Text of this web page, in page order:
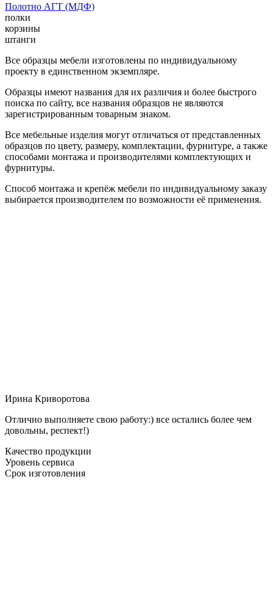
Полотно АГТ (МДФ)
полки
корзины
штанги
Все образцы мебели изготовлены по индивидуальному
проекту в единственном экземпляре.
Образцы имеют названия для их различия и более быстрого
поиска по сайту, все названия образцов не являются
зарегистрированным товарным знаком.
Все мебельные изделия могут отличаться от представленных
образцов по цвету, размеру, комплектации, фурнитуре, а также
способами монтажа и производителями комплектующих и
фурнитуры.
Способ монтажа и крепёж мебели по индивидуальному заказу
выбирается производителем по возможности её применения.
Ирина Криворотова
Отлично выполняете свою работу:) все остались более чем
довольны, респект!)
Качество продукции
Уровень сервиса
Срок изготовления